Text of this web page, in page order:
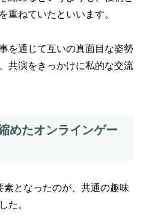
重ねていたといいます。
を通じて互いの真面目な姿勢
共演をきっかけに私的な交流
めたオンラインゲー
となったのが、共通の趣味
た。